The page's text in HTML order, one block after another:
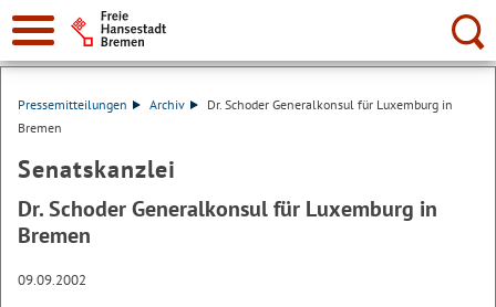
Suche:
Pressemitteilungen Archiv
Dr. Schoder Generalkonsul für Luxemburg in
Bremen
Senatskanzlei
Dr. Schoder Generalkonsul für Luxemburg in
Bremen
09.09.2002